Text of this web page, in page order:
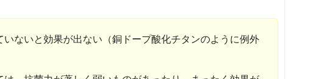
いないと効果が出ない（銅ドープ酸化チタンのように例外